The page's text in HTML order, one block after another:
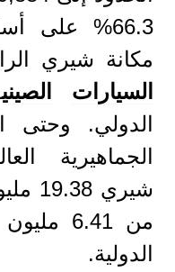
66.3% على
مكانة شيري
السيارات
الصيني
الدولي. وحتى
الجماهيرية
من
الدولية.